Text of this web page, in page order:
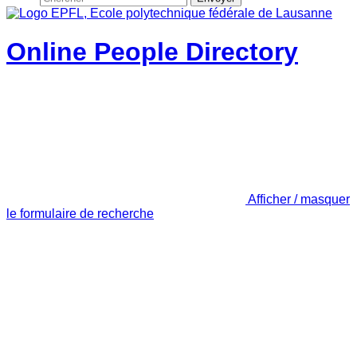
Online People Directory
Afficher / masquer
le formulaire de recherche